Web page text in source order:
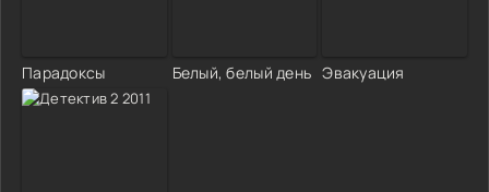
Парадоксы Белый, белый день Эвакуация